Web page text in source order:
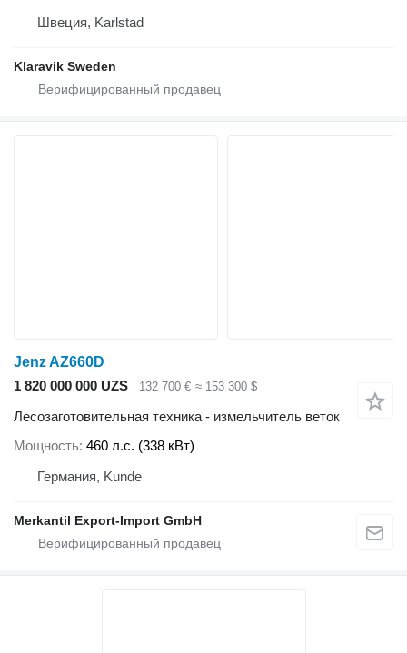
Швеция, Karlstad
Klaravik Sweden
Jenz AZ660D
1 820 000 000 UZS
132 700 € ≈ 153 300 $
Лесозаготовительная техника - измельчитель веток
Мощность 460 л.с. (338 кВт)
Германия, Kunde
Merkantil Export-Import GmbH